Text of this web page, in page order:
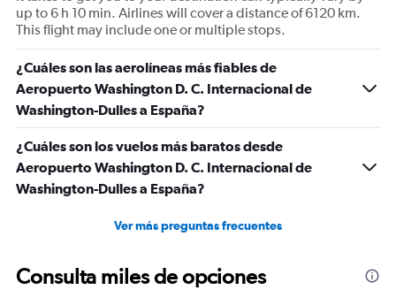
up to 6 h 10 min. Airlines will cover a distance of 6120 km.
This flight may include one or multiple stops.
¿Cuáles son las aerolíneas más fiables de
Aeropuerto Washington D. C. Internacional de
Washington-Dulles a España?
¿Cuáles son los vuelos más baratos desde
Aeropuerto Washington D. C. Internacional de
Washington-Dulles a España?
Ver más preguntas frecuentes
Consulta miles de opciones